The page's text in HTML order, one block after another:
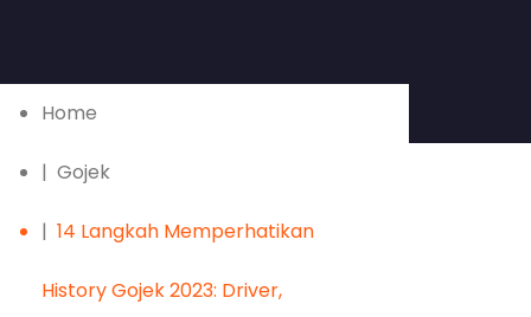
Home
Gojek
14 Langkah Memperhatikan
History Gojek 2023: Driver,